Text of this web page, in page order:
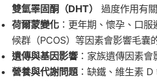
雙氫睪固酮（DHT）
過度作用有
荷爾蒙變化：更年期、懷孕、口服
候群（PCOS）等因素會影響毛囊
遺傳與基因影響：家族遺傳因素會
營養與代謝問題：缺鐵、維生素 D